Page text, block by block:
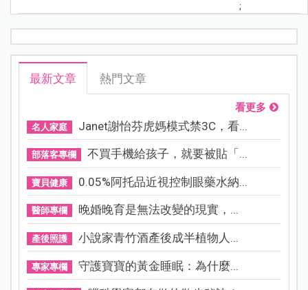
;
最新文章 熱門文章
看更多
名人家庭 Janet謝怡芬虎媽模式禁3C，看...
部落客專欄 不買手機給孩子，就要被貼「...
寶貝健康 0.05%阿托品近視控制眼藥水納...
醫師專欄 晚婚晚育是無法改變的現實，...
產後照護 小說家青竹酒產後成半植物人...
專家專欄 守護寶寶的黃金睡眠：為什麼...